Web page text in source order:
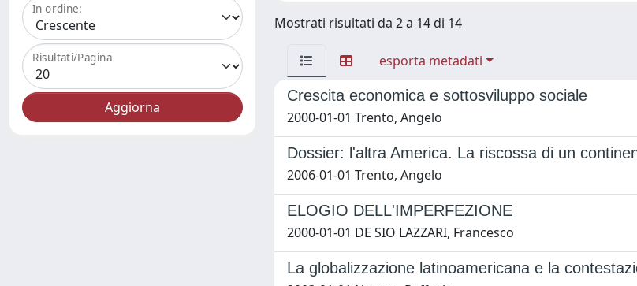
In ordine:
Risultati/Pagina
Mostrati risultati da 2 a 14 di 14
esporta metadati
Crescita economica e sottosviluppo sociale
2000-01-01 Trento, Angelo
Dossier: l'altra America. La riscossa di un
2006-01-01 Trento, Angelo
ELOGIO DELL'IMPERFEZIONE
2000-01-01 DE SIO LAZZARI, Francesco
La globalizzazione latinoamericana e la